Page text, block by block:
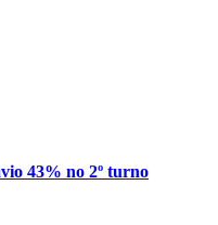
43% no 2º turno